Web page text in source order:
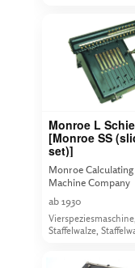
Monroe L
[Monroe SS
set)]
Monroe Calculating
Machine Company
ab 1930
Staffelwalze,